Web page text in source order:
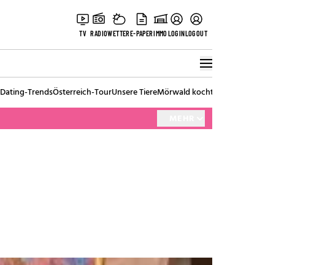
TV RADIOWETTERE-PAPERIMMOLOGINLOGOUT
Dating-TrendsÖsterreich-TourUnsere TiereMörwald kocht